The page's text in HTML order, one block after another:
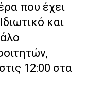
που έχει
και
12:00 στα